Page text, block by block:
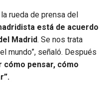
rueda de prensa del
está de acuerdo
Madrid. Se nos trata
mundo”, señaló. Después
cómo pensar, cómo